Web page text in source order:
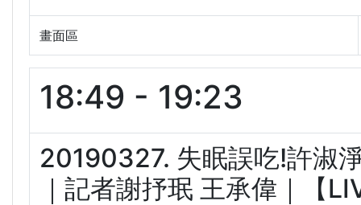
畫面區
18:49 - 19:23
20190327. 失眠誤吃!許淑
｜記者謝抒珉 王承偉｜【